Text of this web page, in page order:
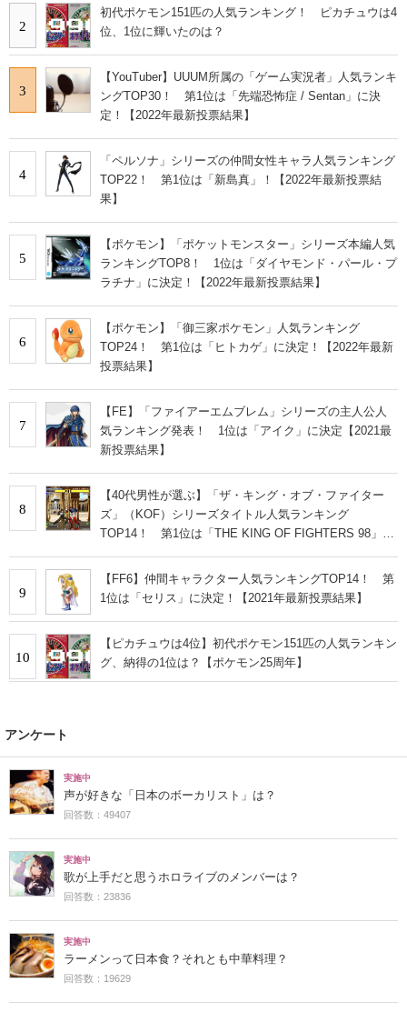
2
初代ポケモン151匹の人気ランキング！ ピカチュウは4
位、1位に輝いたのは？
3
【YouTuber】UUUM所属の「ゲーム実況者」人気ランキ
ングTOP30！ 第1位は「先端恐怖症 / Sentan」に決
定！【2022年最新投票結果】
4
「ペルソナ」シリーズの仲間女性キャラ人気ランキング
TOP22！ 第1位は「新島真」！【2022年最新投票結
果】
5
【ポケモン】「ポケットモンスター」シリーズ本編人気
ランキングTOP8！ 1位は「ダイヤモンド・パール・プ
ラチナ」に決定！【2022年最新投票結果】
6
【ポケモン】「御三家ポケモン」人気ランキング
TOP24！ 第1位は「ヒトカゲ」に決定！【2022年最新
投票結果】
7
【FE】「ファイアーエムブレム」シリーズの主人公人
気ランキング発表！ 1位は「アイク」に決定【2021最
新投票結果】
8
【40代男性が選ぶ】「ザ・キング・オブ・ファイター
ズ」（KOF）シリーズタイトル人気ランキング
TOP14！ 第1位は「THE KING OF FIGHTERS 98」
9
【FF6】仲間キャラクター人気ランキングTOP14！ 第
1位は「セリス」に決定！【2021年最新投票結果】
10
【ピカチュウは4位】初代ポケモン151匹の人気ランキン
グ、納得の1位は？【ポケモン25周年】
アンケート
実施中
声が好きな「日本のボーカリスト」は？
回答数：49407
実施中
歌が上手だと思うホロライブのメンバーは？
回答数：23836
実施中
ラーメンって日本食？それとも中華料理？
回答数：19629